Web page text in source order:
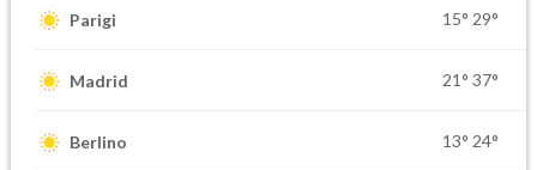
Parigi 15° 29°
Madrid 21° 37°
Berlino 13° 24°